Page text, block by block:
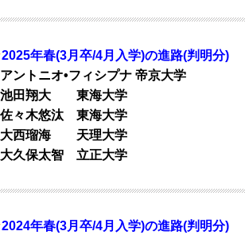
2025年春(3月卒/4月入学)の進路(判明分)
アントニオ•フィシプナ 帝京大学
池田翔大 東海大学
佐々木悠汰 東海大学
大西瑠海 天理大学
大久保太智 立正大学
2024年春(3月卒/4月入学)の進路(判明分)